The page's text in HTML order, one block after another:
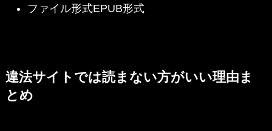
ファイル形式EPUB形式
違法サイトでは読まない方がいい理由ま
とめ